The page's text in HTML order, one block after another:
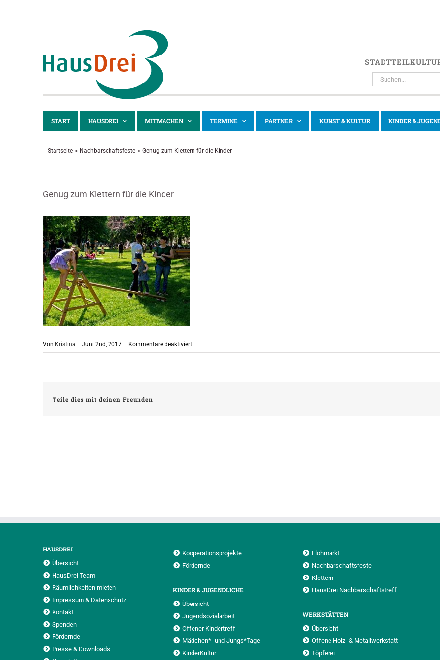
SUCHE
NACH:
START HAUSDREI MITMACHEN TERMINE PARTNER KUNST & KULTUR KINDER &
Startseite Nachbarschaftsfeste Genug zum Klettern für die Kinder
Genug zum Klettern für die Kinder
Von Kristina Juni 2nd, 2017 Kommentare deaktiviertfür
Genug
Teile dies mit deinen Freunden
HAUSDREI
Übersicht
HausDrei Team
Räumlichkeiten mieten
Impressum & Datenschutz
Kontakt
Spenden
Fördernde
Presse & Downloads
Kooperationsprojekte
Fördernde
KINDER & JUGENDLICHE
Übersicht
Jugendsozialarbeit
Offener Kindertreff
Mädchen*- und Jungs*Tage
KinderKultur
Flohmarkt
Nachbarschaftsfeste
Klettern
HausDrei Nachbarschaftstreff
WERKSTÄTTEN
Übersicht
Offene Holz- & Metallwerkstatt
Töpferei